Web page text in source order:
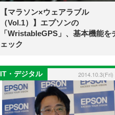
【マラソン×ウェアラブル
（Vol.1）】エプソンの
「WristableGPS」、基本機能を
ェック
IT・デジタル 2014.10.3(Fri)